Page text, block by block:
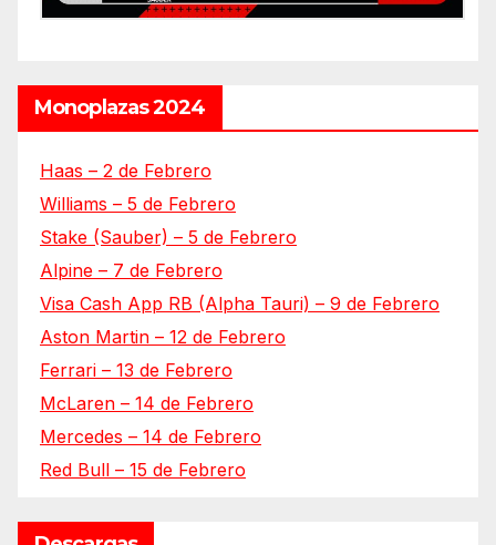
Monoplazas 2024
Haas – 2 de Febrero
Williams – 5 de Febrero
Stake (Sauber) – 5 de Febrero
Alpine – 7 de Febrero
Visa Cash App RB (Alpha Tauri) – 9 de Febrero
Aston Martin – 12 de Febrero
Ferrari – 13 de Febrero
McLaren – 14 de Febrero
Mercedes – 14 de Febrero
Red Bull – 15 de Febrero